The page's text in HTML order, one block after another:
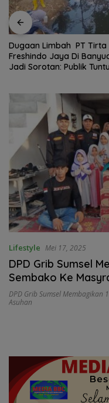
Dugaan Limbah PT Tirta
Freshindo Jaya Di
Jadi Sorotan: Publik
Lifestyle Mei 17, 2025
DPD Grib Sumsel
Sembako Ke
DPD Grib Sumsel Membagikan
Asuhan